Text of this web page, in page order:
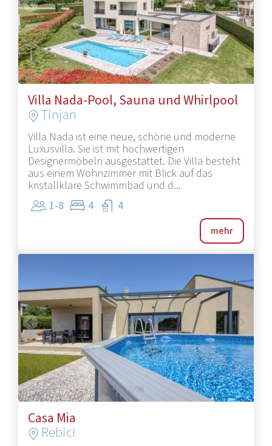
1/26
Villa Nada-Pool, Sauna und Whirlpool
Tinjan
Villa Nada ist eine neue, schöne und moderne
Luxusvilla. Sie ist mit hochwertigen
Designermöbeln ausgestattet. Die Villa besteht
aus einem Wohnzimmer mit Blick auf das
kristallklare Schwimmbad und d...
1-8
4 4
mehr
1/38
Casa Mia
Rebici